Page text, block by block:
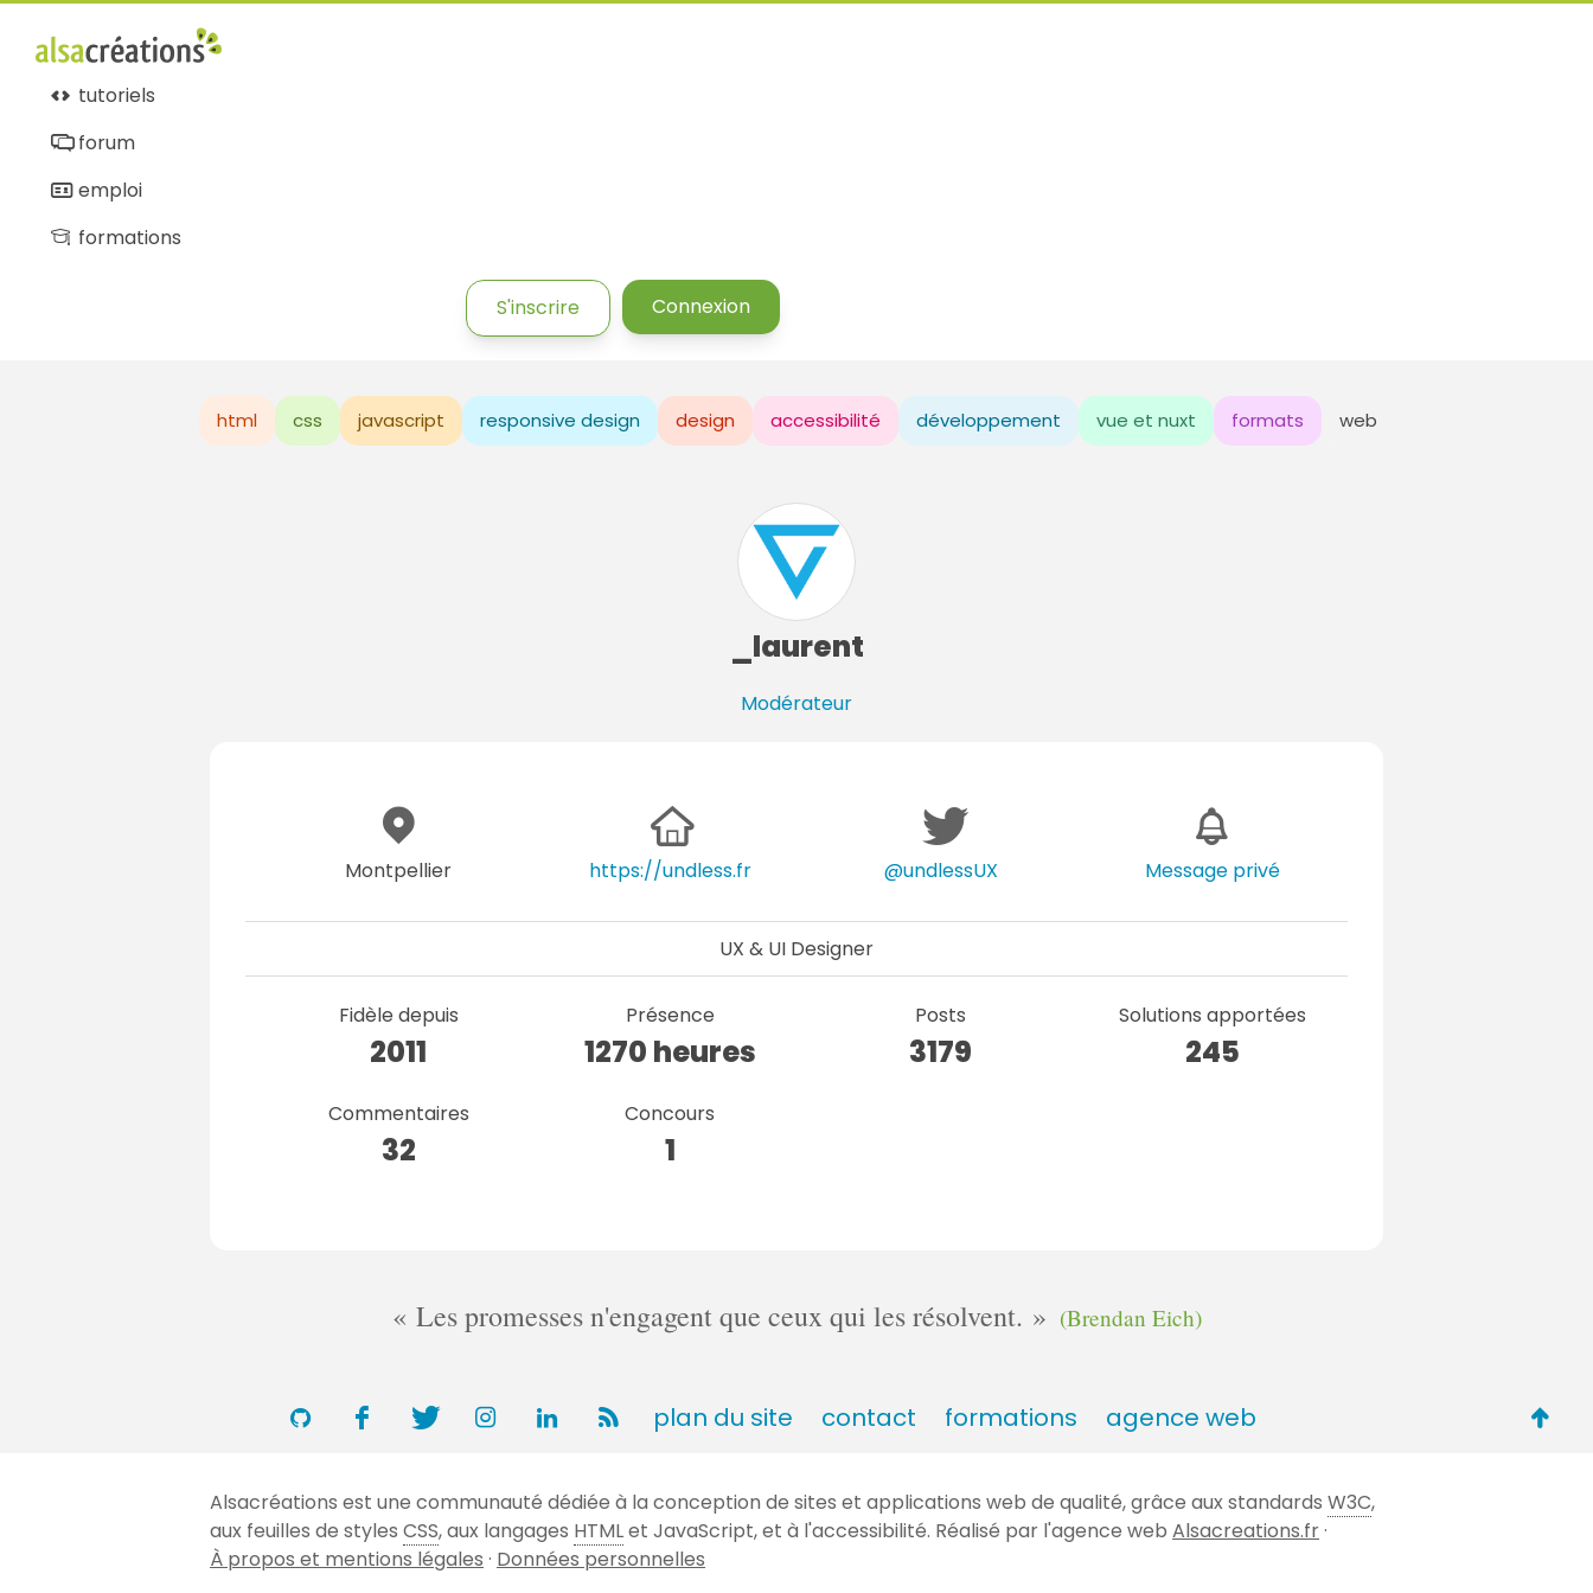
tutoriels
forum
emploi
formations
S'inscrire Connexion
html css javascript responsive design design accessibilité développement vue et nuxt formats web
_laurent
Modérateur
Montpellier https://undless.fr @undlessUX Message privé
UX & UI Designer
Fidèle depuis
2011
Présence
1270 heures
Posts
3179
Solutions apportées
245
Commentaires
32
Concours
1
Les promesses n'engagent que ceux qui les résolvent. (Brendan Eich)
plan du site contact formations agence web
Alsacréations est une communauté dédiée à la conception de sites et applications web de qualité, grâce aux standards W3C,
aux feuilles de styles CSS, aux langages HTMLet JavaScript, et à l'accessibilité. Réalisé par l'agence web Alsacreations.fr·
À propos et mentions légales · Données personnelles